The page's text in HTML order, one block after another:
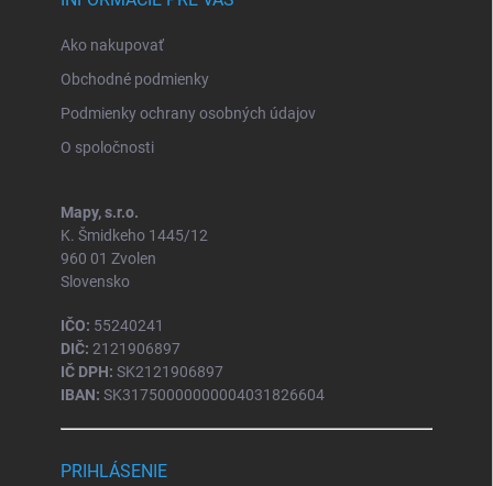
Ako nakupovať
Obchodné podmienky
Podmienky ochrany osobných údajov
O spoločnosti
Mapy, s.r.o.
K. Šmidkeho 1445/12
960 01 Zvolen
Slovensko
IČO: 55240241
DIČ: 2121906897
IČ DPH: SK2121906897
IBAN: SK31750000000004031826604
PRIHLÁSENIE